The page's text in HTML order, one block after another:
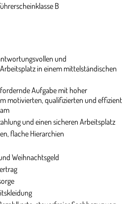
B
und
in einem mittelständischen
Aufgabe mit hoher
motivierten, qualifizierten und effizient
und einen sicheren Arbeitsplatz
flache Hierarchien
Weihnachtsgeld